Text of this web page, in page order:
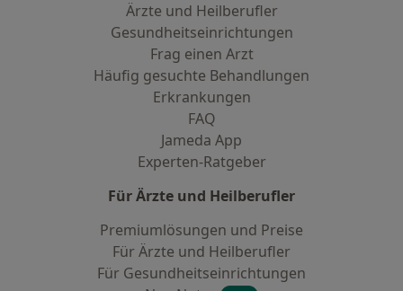
Ärzte und Heilberufler
Gesundheitseinrichtungen
Frag einen Arzt
Häufig gesuchte Behandlungen
Erkrankungen
FAQ
Jameda App
Experten-Ratgeber
Für Ärzte und Heilberufler
Premiumlösungen und Preise
Für Ärzte und Heilberufler
Für Gesundheitseinrichtungen